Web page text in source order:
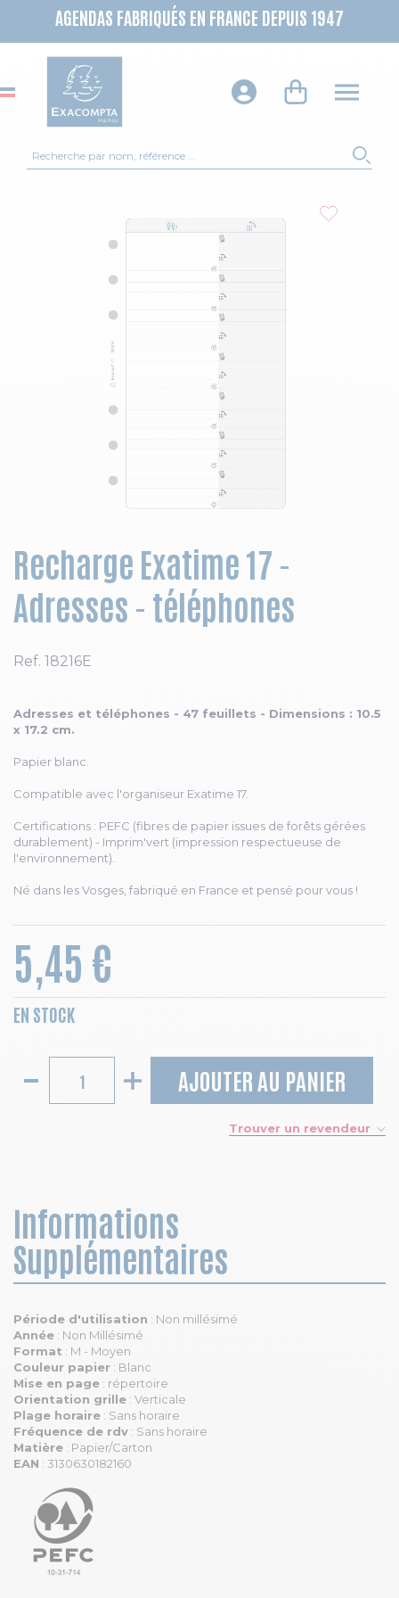
AGENDAS FABRIQUÉS EN FRANCE DEPUIS 1947
Recharge Exatime 17 -
Adresses - téléphones
Ref. 18216E
Adresses et téléphones - 47 feuillets - Dimensions : 10.5
x 17.2 cm.
Papier blanc.
Compatible avec l'organiseur Exatime 17.
Certifications : PEFC (fibres de papier issues de forêts gérées
durablement) - Imprim'vert (impression respectueuse de
l'environnement).
Né dans les Vosges, fabriqué en France et pensé pour vous !
5,45 €
EN STOCK
AJOUTER AU PANIER
Trouver un revendeur
Informations
Supplémentaires
Période d'utilisation : Non millésimé
Année : Non Millésimé
Format : M - Moyen
Couleur papier : Blanc
Mise en page : répertoire
Orientation grille : Verticale
Plage horaire : Sans horaire
Fréquence de rdv : Sans horaire
Matière : Papier/Carton
EAN : 3130630182160